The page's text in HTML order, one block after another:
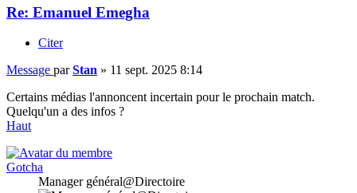
Re: Emanuel Emegha
Citer
Message parStan » 11 sept. 2025 8:14
Certains médias l'annoncent incertain pour le prochain match.
Quelqu'un a des infos ?
Haut
Gotcha
Manager général@Directoire